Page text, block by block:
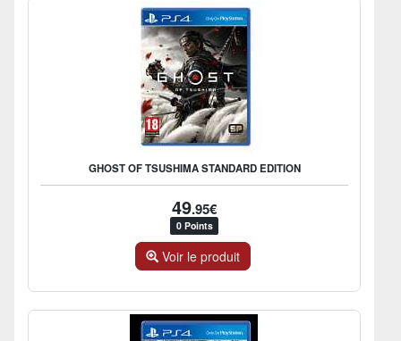
GHOST OF TSUSHIMA STANDARD EDITION
49.95€
0 Points
Voir le produit